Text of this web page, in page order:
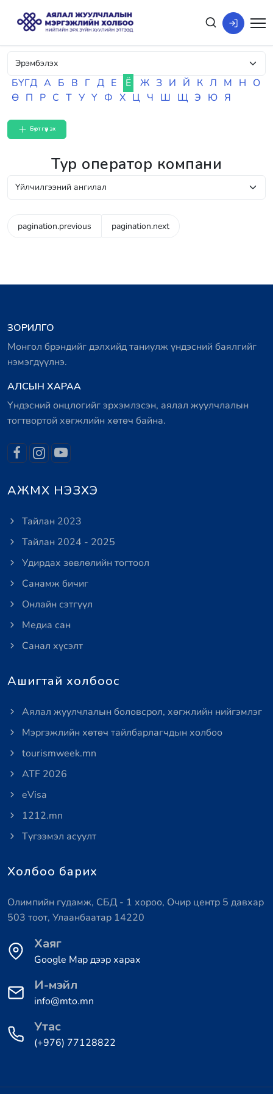
БҮГД А Б В Г Д Е Ё Ж З И Й К Л М Н О
Ө П Р С Т У Ү Ф Х Ц Ч Ш Щ Э Ю Я
Бүртгүүлэх
Тур оператор компани
pagination.previous pagination.next
ЗОРИЛГО
Монгол брэндийг дэлхийд таниулж үндэсний баялгийг
нэмэгдүүлнэ.
АЛСЫН ХАРАА
Үндэсний онцлогийг эрхэмлэсэн, аялал жуулчлалын
тогтвортой хөгжлийн хөтөч байна.
АЖМХ НЭЗХЭ
Тайлан 2023
Тайлан 2024 - 2025
Удирдах зөвлөлийн тогтоол
Санамж бичиг
Онлайн сэтгүүл
Медиа сан
Санал хүсэлт
Ашигтай холбоос
Аялал жуулчлалын боловсрол, хөгжлийн нийгэмлэг
Мэргэжлийн хөтөч тайлбарлагчдын холбоо
tourismweek.mn
ATF 2026
eVisa
1212.mn
Түгээмэл асуулт
Холбоо барих
Олимпийн гудамж, СБД - 1 хороо, Очир центр 5 давхар
503 тоот, Улаанбаатар 14220
Хаяг
Google Map дээр харах
И-мэйл
info@mto.mn
Утас
(+976) 77128822